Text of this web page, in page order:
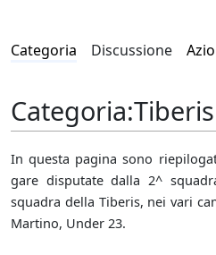
Categoria Discussione
Categoria:
In questa pagina sono
gare disputate dalla 2^
squadra della Tiberis, nei vari
Martino, Under 23.